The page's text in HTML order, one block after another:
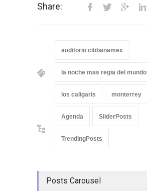
Share:
auditorio citibanamex
la noche mas regia del mundo
los caligaris monterrey
Agenda SliderPosts
TrendingPosts
Posts Carousel